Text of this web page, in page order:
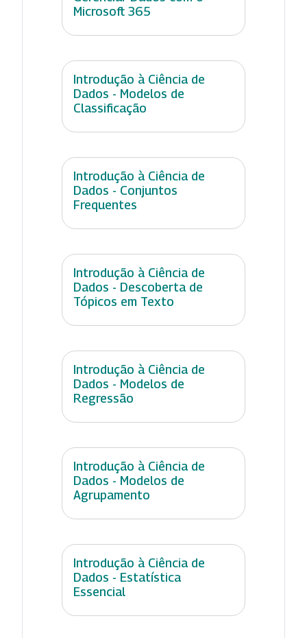
Microsoft 365
Introdução à Ciência de
Dados - Modelos de
Classificação
Introdução à Ciência de
Dados - Conjuntos
Frequentes
Introdução à Ciência de
Dados - Descoberta de
Tópicos em Texto
Introdução à Ciência de
Dados - Modelos de
Regressão
Introdução à Ciência de
Dados - Modelos de
Agrupamento
Introdução à Ciência de
Dados - Estatística
Essencial